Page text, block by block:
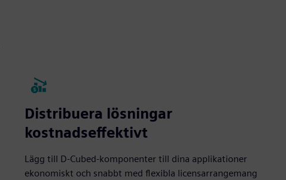
Distribuera lösningar
kostnadseffektivt
Lägg till D-Cubed-komponenter till dina applikationer
ekonomiskt och snabbt med flexibla licensarrangemang